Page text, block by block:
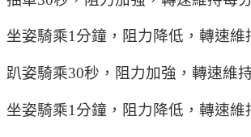
坐姿騎乘1分鐘，阻力降低，轉速
趴姿騎乘30秒，阻力加強，轉速維
坐姿騎乘1分鐘，阻力降低，轉速